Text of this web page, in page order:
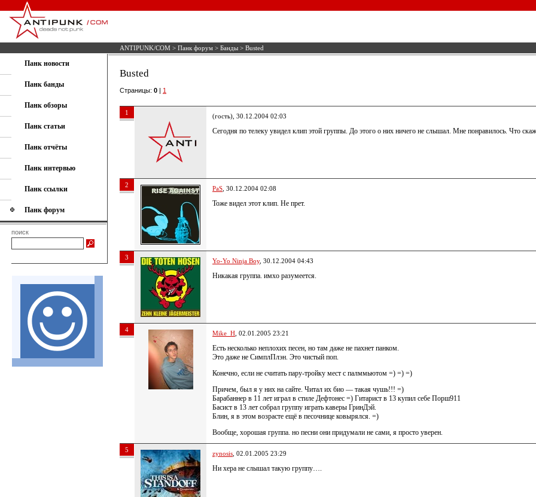
ANTIPUNK/COM > Панк форум > Банды > Busted
Панк новости
Панк банды
Панк обзоры
Панк статьи
Панк отчёты
Панк интервью
Панк ссылки
Панк форум
поиск
Busted
Страницы: 0 | 1
1 (гость), 30.12.2004 02:03
Сегодня по телеку увидел клип этой группы. До этого о них ничего не слышал. Мне понравилось. Что
2 PaS , 30.12.2004 02:08
Тоже видел этот клип. Не прет.
3 Yo-Yo Ninja Boy, 30.12.2004 04:43
Никакая группа. имхо разумеется.
4 Mike_H , 02.01.2005 23:21
Есть несколько неплохих песен, но там даже не пахнет панком.
Это даже не СимплПлэн. Это чистый поп.
Конечно, если не считать пару-тройку мест с палммьютом =) =) =)
Причем, был я у них на сайте. Читал их био — такая чушь!!! =)
Барабаннер в 11 лет играл в стиле Дефтонес =) Гитарист в 13 купил себе Порш911
Басист в 13 лет собрал группу играть каверы ГринДэй.
Блин, я в этом возрасте ещё в песочнице ковырялся. =)
Вообще, хорошая группа. но песни они придумали не сами, я просто уверен.
5 zynosis , 02.01.2005 23:29
Ни хера не слышал такую группу….